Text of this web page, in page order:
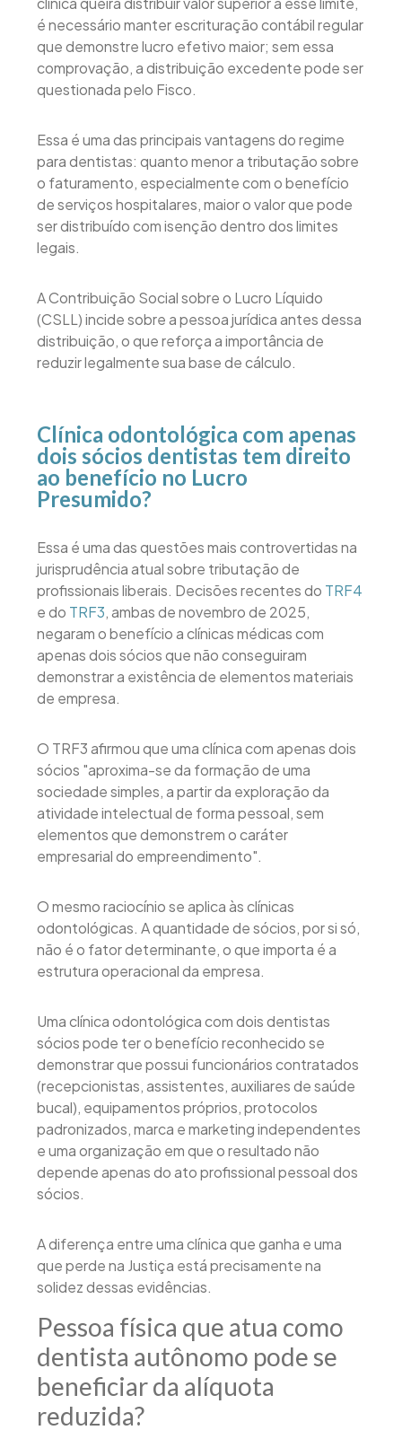
é necessário manter escrituração contábil regular
que demonstre lucro efetivo maior; sem essa
comprovação, a distribuição excedente pode ser
questionada pelo Fisco.
Essa é uma das principais vantagens do regime
para dentistas: quanto menor a tributação sobre
o faturamento, especialmente com o benefício
de serviços hospitalares, maior o valor que pode
ser distribuído com isenção dentro dos limites
legais.
A Contribuição Social sobre o Lucro Líquido
(CSLL) incide sobre a pessoa jurídica antes dessa
distribuição, o que reforça a importância de
reduzir legalmente sua base de cálculo.
Clínica odontológica com apenas
dois sócios dentistas tem direito
ao benefício no Lucro
Presumido?
Essa é uma das questões mais controvertidas na
jurisprudência atual sobre tributação de
profissionais liberais. Decisões recentes do TRF4
e do TRF3, ambas de novembro de 2025,
negaram o benefício a clínicas médicas com
apenas dois sócios que não conseguiram
demonstrar a existência de elementos materiais
de empresa.
O TRF3 afirmou que uma clínica com apenas dois
sócios "aproxima-se da formação de uma
sociedade simples, a partir da exploração da
atividade intelectual de forma pessoal, sem
elementos que demonstrem o caráter
empresarial do empreendimento".
O mesmo raciocínio se aplica às clínicas
odontológicas. A quantidade de sócios, por si só,
não é o fator determinante, o que importa é a
estrutura operacional da empresa.
Uma clínica odontológica com dois dentistas
sócios pode ter o benefício reconhecido se
demonstrar que possui funcionários contratados
(recepcionistas, assistentes, auxiliares de saúde
bucal), equipamentos próprios, protocolos
padronizados, marca e marketing independentes
e uma organização em que o resultado não
depende apenas do ato profissional pessoal dos
sócios.
A diferença entre uma clínica que ganha e uma
que perde na Justiça está precisamente na
solidez dessas evidências.
Pessoa física que atua como
dentista autônomo pode se
beneficiar da alíquota
reduzida?